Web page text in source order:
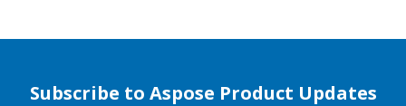
Subscribe to Aspose Product Updates